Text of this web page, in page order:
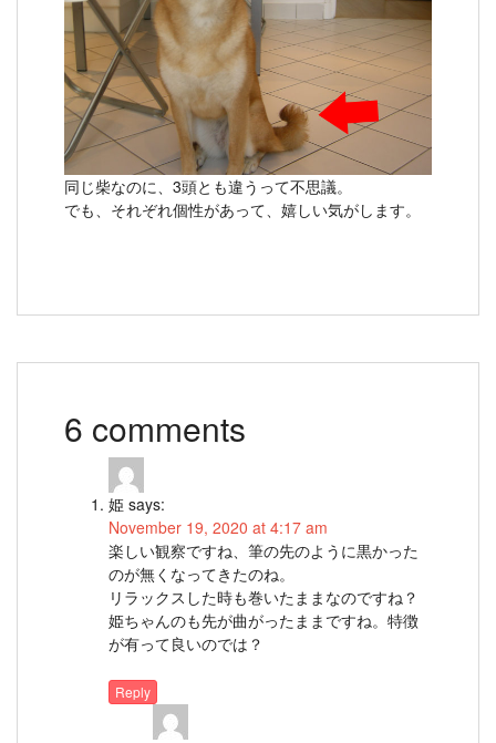
同じ柴なのに、3頭とも違うって不思議。
でも、それぞれ個性があって、嬉しい気がします。
6 comments
姫 says:
November 19, 2020 at 4:17 am
楽しい観察ですね、筆の先のように黒かった
のが無くなってきたのね。
リラックスした時も巻いたままなのですね？
姫ちゃんのも先が曲がったままですね。特徴
が有って良いのでは？
Reply